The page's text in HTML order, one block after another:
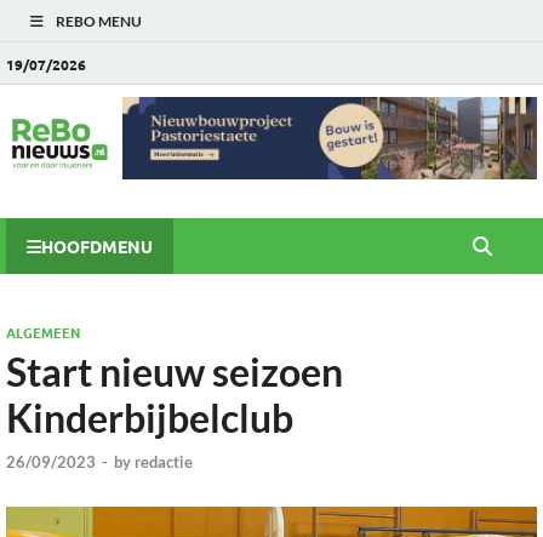
REBO MENU
19/07/2026
HOOFDMENU
ALGEMEEN
Start nieuw seizoen
Kinderbijbelclub
26/09/2023 - by redactie